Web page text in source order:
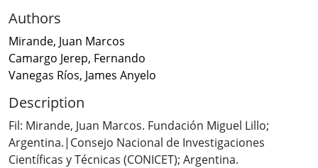
Authors
Mirande, Juan Marcos
Camargo Jerep, Fernando
Vanegas Ríos, James Anyelo
Description
Fil: Mirande, Juan Marcos. Fundación Miguel Lillo;
Argentina.|Consejo Nacional de Investigaciones
Científicas y Técnicas (CONICET); Argentina.